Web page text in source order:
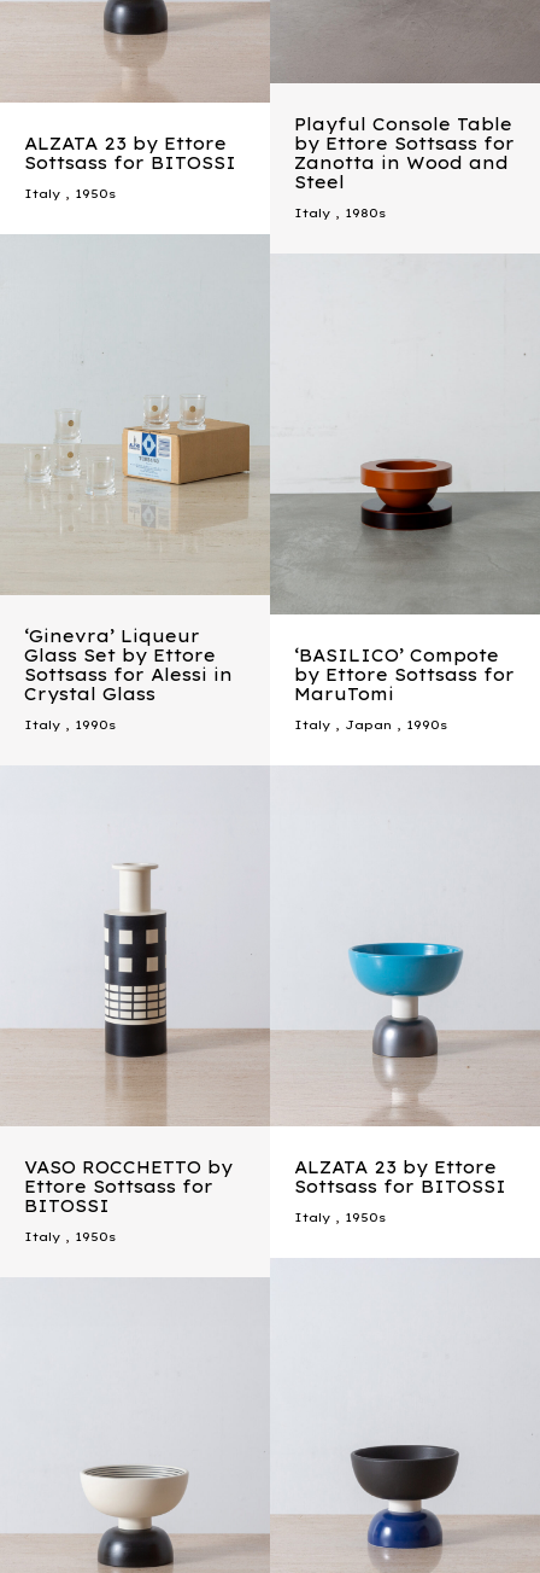
Playful Console Table
by Ettore Sottsass for
Zanotta in Wood and
Steel
Italy , 1980s
ALZATA 23 by Ettore
Sottsass for BITOSSI
Italy , 1950s
‘Ginevra’ Liqueur
Glass Set by Ettore
Sottsass for Alessi in
Crystal Glass
Italy , 1990s
‘BASILICO’ Compote
by Ettore Sottsass for
MaruTomi
Italy , Japan , 1990s
VASO ROCCHETTO by
Ettore Sottsass for
BITOSSI
Italy , 1950s
ALZATA 23 by Ettore
Sottsass for BITOSSI
Italy , 1950s